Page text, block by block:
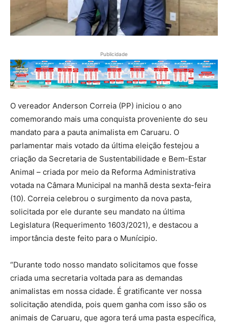
Publicidade
O vereador Anderson Correia (PP) iniciou o ano
comemorando mais uma conquista proveniente do seu
mandato para a pauta animalista em Caruaru. O
parlamentar mais votado da última eleição festejou a
criação da Secretaria de Sustentabilidade e Bem-Estar
Animal – criada por meio da Reforma Administrativa
votada na Câmara Municipal na manhã desta sexta-feira
(10). Correia celebrou o surgimento da nova pasta,
solicitada por ele durante seu mandato na última
Legislatura (Requerimento 1603/2021), e destacou a
importância deste feito para o Munícipio.
“Durante todo nosso mandato solicitamos que fosse
criada uma secretaria voltada para as demandas
animalistas em nossa cidade. É gratificante ver nossa
solicitação atendida, pois quem ganha com isso são os
animais de Caruaru, que agora terá uma pasta específica,